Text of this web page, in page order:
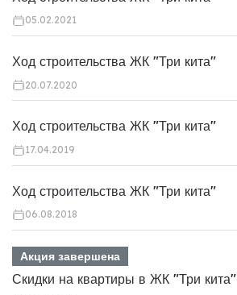
05.02.2021
Ход строительства ЖК "Три кита"
20.07.2020
Ход строительства ЖК "Три кита"
17.04.2019
Ход строительства ЖК "Три кита"
06.08.2018
Акция завершена
Скидки на квартиры в ЖК "Три кита"